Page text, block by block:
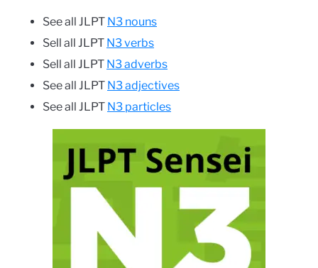
See all JLPT N3 nouns
Sell all JLPT N3 verbs
Sell all JLPT N3 adverbs
See all JLPT N3 adjectives
See all JLPT N3 particles